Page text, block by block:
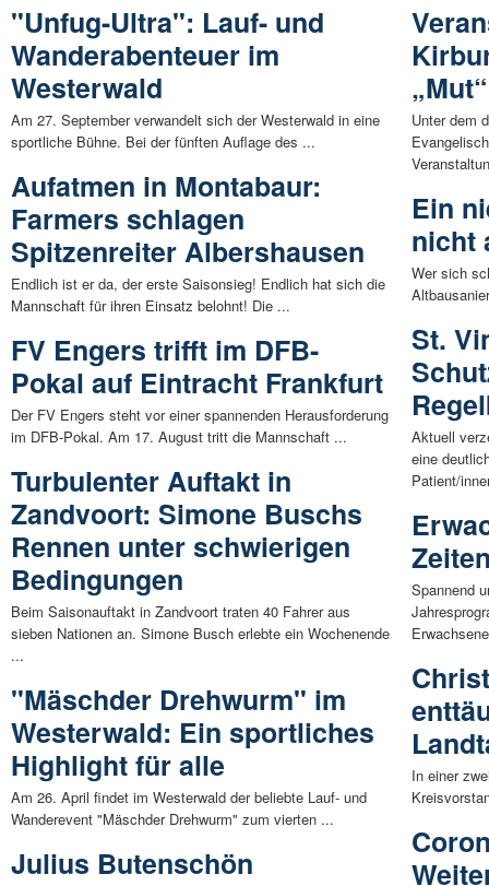
"Unfug-Ultra": Lauf- und
Wanderabenteuer im
Westerwald
Am 27. September verwandelt sich der Westerwald in eine
sportliche Bühne. Bei der fünften Auflage des ...
Aufatmen in Montabaur:
Farmers schlagen
Spitzenreiter Albershausen
Endlich ist er da, der erste Saisonsieg! Endlich hat sich die
Mannschaft für ihren Einsatz belohnt! Die ...
FV Engers trifft im DFB-
Pokal auf Eintracht Frankfurt
Der FV Engers steht vor einer spannenden Herausforderung
im DFB-Pokal. Am 17. August tritt die Mannschaft ...
Turbulenter Auftakt in
Zandvoort: Simone Buschs
Rennen unter schwierigen
Bedingungen
Beim Saisonauftakt in Zandvoort traten 40 Fahrer aus
sieben Nationen an. Simone Busch erlebte ein Wochenende
...
"Mäschder Drehwurm" im
Westerwald: Ein sportliches
Highlight für alle
Am 26. April findet im Westerwald der beliebte Lauf- und
Wanderevent "Mäschder Drehwurm" zum vierten ...
Julius Butenschön
„Mut“
Unter dem
Ein
nicht
Wer sich
St.
Aktuell
eine
Patient/
Spannend
In einer